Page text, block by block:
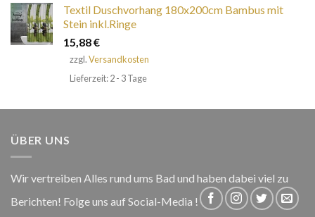
Textil Duschvorhang 180x200cm Bambus mit
Stein inkl.Ringe
15,88€
zzgl.Versandkosten
Lieferzeit: 2 - 3 Tage
ÜBER UNS
Wir vertreiben Alles rund ums Bad und haben dabei viel zu
Berichten! Folge uns auf Social-Media !